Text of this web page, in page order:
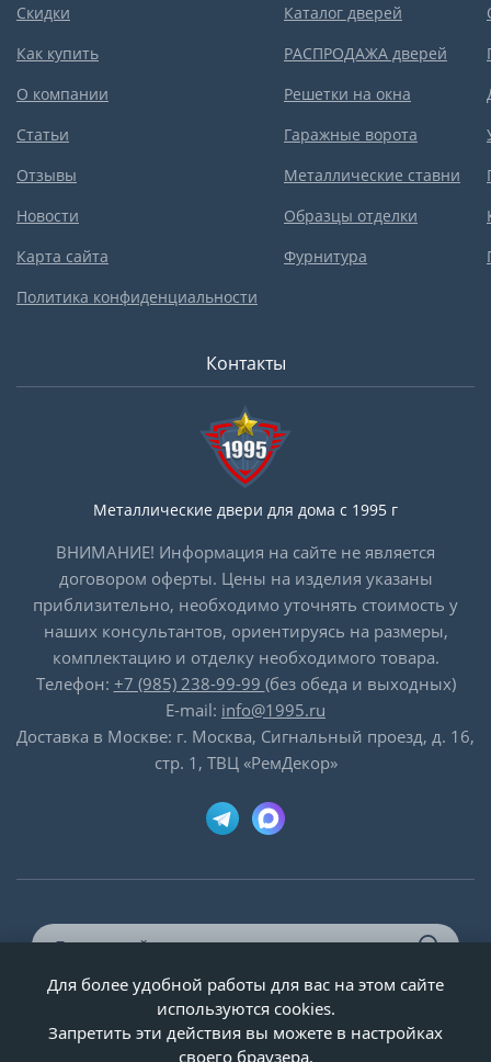
Скидки
Как купить
О компании
Статьи
Отзывы
Новости
Карта сайта
Политика конфиденциальности
Каталог дверей
РАСПРОДАЖА дверей
Решетки на окна
Гаражные ворота
Металлические ставни
Образцы отделки
Фурнитура
Контакты
Металлические двери для дома с 1995 г
ВНИМАНИЕ! Информация на сайте не является
договором оферты. Цены на изделия указаны
приблизительно, необходимо уточнять стоимость у
наших консультантов, ориентируясь на размеры,
комплектацию и отделку необходимого товара.
Телефон: +7 (985) 238-99-99 (без обеда и выходных)
E-mail: info@1995.ru
Доставка в Москве: г. Москва, Сигнальный проезд, д. 16,
стр. 1, ТВЦ «РемДекор»
© ООО «Двери-и-точка», ИНН 5020092947, 1995-2026 г.
Для более удобной работы для вас на этом сайте
используются cookies.
Запретить эти действия вы можете в настройках
своего браузера.